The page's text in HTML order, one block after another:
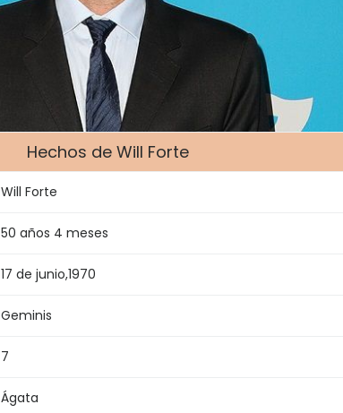
Hechos de Will Forte
Will Forte
50 años 4 meses
17 de junio,1970
Geminis
7
Ágata